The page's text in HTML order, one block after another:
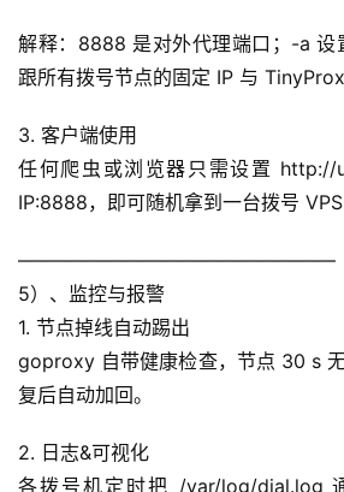
解释：8888 是对外代理端口；-a 设
跟所有拨号节点的固定 IP 与
3. 客户端使用
任何爬虫或浏览器只需设置 http://
IP:8888，即可随机拿到一台拨号 VPS
————————————————–
5）、监控与报警
1. 节点掉线自动踢出
goproxy 自带健康检查，节点 30 s
复后自动加回。
2. 日志&可视化
各拨号机定时把 /var/log/dial.log